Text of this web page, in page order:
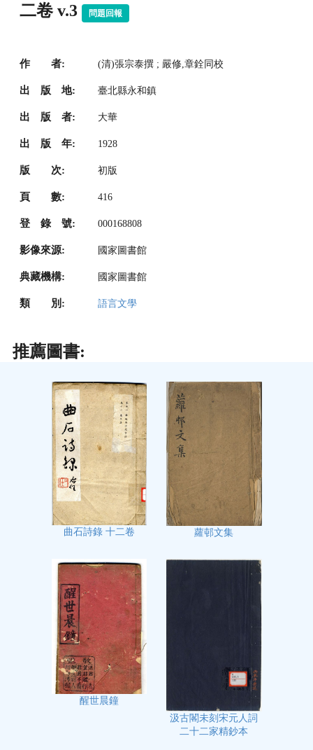
二卷 v.3
問題回報
作 者: (清)張宗泰撰 ; 嚴修,章銓同校
出 版 地: 臺北縣永和鎮
出 版 者: 大華
出 版 年: 1928
版 次: 初版
頁 數: 416
登 錄 號: 000168808
影像來源: 國家圖書館
典藏機構: 國家圖書館
類 別: 語言文學
推薦圖書:
曲石詩錄 十二卷 蘿邨文集
醒世晨鐘
汲古閣未刻宋元人詞
二十二家精鈔本